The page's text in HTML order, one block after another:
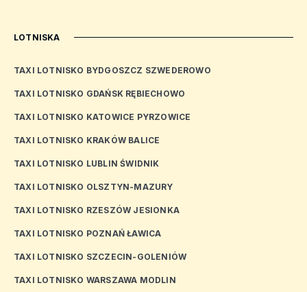
LOTNISKA
TAXI LOTNISKO BYDGOSZCZ SZWEDEROWO
TAXI LOTNISKO GDAŃSK RĘBIECHOWO
TAXI LOTNISKO KATOWICE PYRZOWICE
TAXI LOTNISKO KRAKÓW BALICE
TAXI LOTNISKO LUBLIN ŚWIDNIK
TAXI LOTNISKO OLSZTYN-MAZURY
TAXI LOTNISKO RZESZÓW JESIONKA
TAXI LOTNISKO POZNAŃ ŁAWICA
TAXI LOTNISKO SZCZECIN-GOLENIÓW
TAXI LOTNISKO WARSZAWA MODLIN